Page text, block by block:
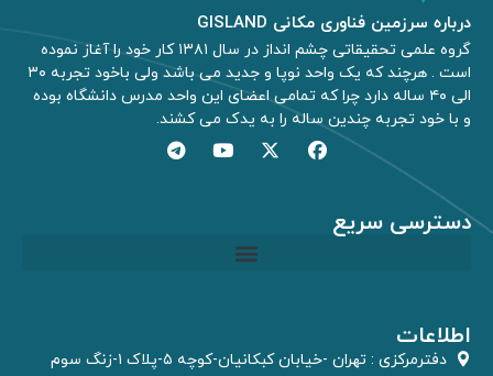
درباره سرزمین فناوری مکانی GISLAND
گروه علمی تحقیقاتی چشم انداز در سال ۱۳۸۱ کار خود را آغاز نموده
است . هرچند که یک واحد نوپا و جدید می باشد ولی باخود تجربه ۳۰
الی ۴۰ ساله دارد چرا که تمامی اعضای این واحد مدرس دانشگاه بوده
و با خود تجربه چندین ساله را به یدک می کشند.
دسترسی سریع
اطلاعات
دفترمركزى : تهران -خیابان کبکانیان-کوچه ۵-پلاک ۱-زنگ سوم